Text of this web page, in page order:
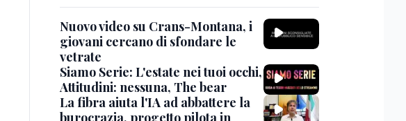
Nuovo video su Crans-Montana, i
giovani cercano di sfondare le
vetrate
Siamo Serie: L'estate nei tuoi occhi,
Attitudini: nessuna, The bear
La fibra aiuta l'IA ad abbattere la